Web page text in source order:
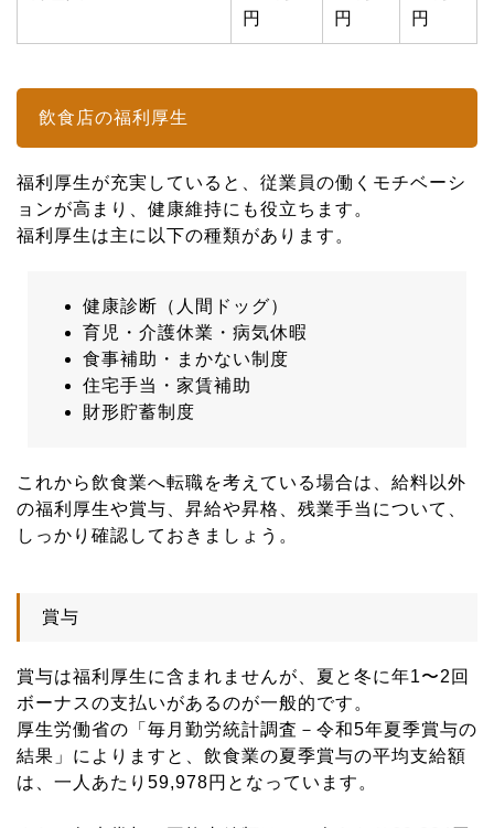
円
円
円
飲食店の福利厚生
福利厚生が充実していると、従業員の働くモチベーシ
ョンが高まり、健康維持にも役立ちます。
福利厚生は主に以下の種類があります。
健康診断（人間ドッグ）
育児・介護休業・病気休暇
食事補助・まかない制度
住宅手当・家賃補助
財形貯蓄制度
これから飲食業へ転職を考えている場合は、給料以外
の福利厚生や賞与、昇給や昇格、残業手当について、
しっかり確認しておきましょう。
賞与
賞与は福利厚生に含まれませんが、夏と冬に年1〜2回
ボーナスの支払いがあるのが一般的です。
厚生労働省の「毎月勤労統計調査－令和5年夏季賞与の
結果」によりますと、飲食業の夏季賞与の平均支給額
は、一人あたり59,978円となっています。